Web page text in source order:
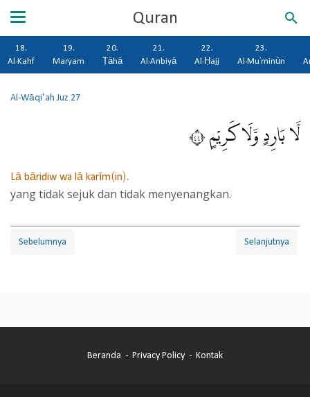
Quran
18.
Al-Kahf
19.
Maryam
20.
Ṭāhā
21.
Al-Anbiyā
22.
Al-Ḥajj
23.
Al-Mu'minūn
Al-Wāqi‘ahJuz 27
لَّا بَارِدٍ وَّلَا كَرِيْمٍ ٤٤
Lā bāridiw wa lā karīm(in).
yang tidak sejuk dan tidak menyenangkan.
Sebelumnya Selanjutnya
Beranda Privacy Policy Kontak